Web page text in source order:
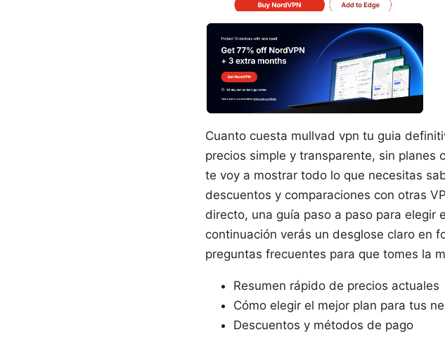
Cuanto cuesta mullvad vpn tu guia
precios simple y transparente, sin planes
te voy a mostrar todo lo que necesitas
descuentos y comparaciones con otras
directo, una guía paso a paso para
continuación verás un desglose claro en
preguntas frecuentes para que tomes la
Resumen rápido de precios actuales
Cómo elegir el mejor plan para tus
Descuentos y métodos de pago